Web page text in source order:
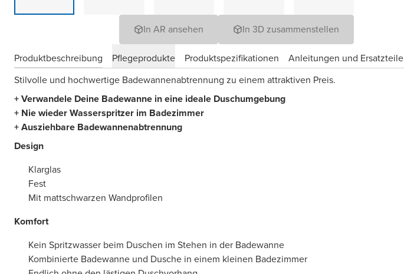
In AR ansehen In 3D zusammenstellen
Produktbeschreibung Pflegeprodukte Produktspezifikationen Anleitungen und Ersatzteile
Stilvolle und hochwertige Badewannenabtrennung zu einem attraktiven Preis.
+ Verwandele Deine Badewanne in eine ideale Duschumgebung
+ Nie wieder Wasserspritzer im Badezimmer
+ Ausziehbare Badewannenabtrennung
Design
Klarglas
Fest
Mit mattschwarzen Wandprofilen
Komfort
Kein Spritzwasser beim Duschen im Stehen in der Badewanne
Kombinierte Badewanne und Dusche in einem kleinen Badezimmer